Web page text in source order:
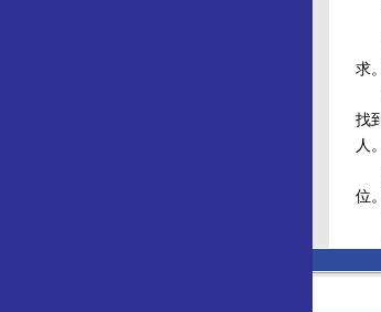
求
找
人
位